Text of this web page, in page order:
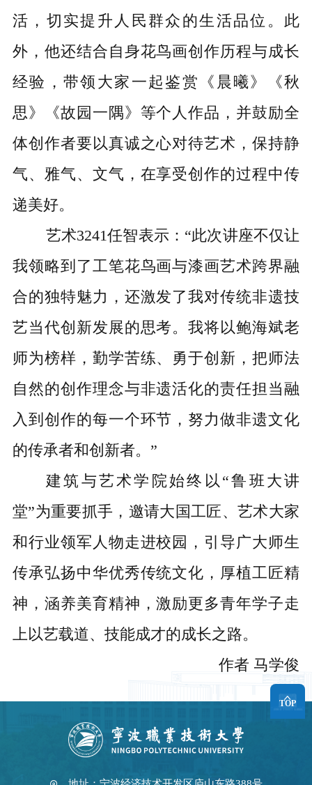
活，切实提升人民群众的生活品位。 此
外， 他还结合自身花鸟画创作历程与成长
经验，带领大家一起鉴赏《晨曦》《秋
思》《故园一隅》等个人作品，并鼓励全
体创作者要以真诚之心对待艺术，保持静
气、雅气、文气，在享受创作的过程中传
递美好。
艺术3241任智表示：“此次讲座不仅让
我领略到了工笔花鸟画与漆画艺术跨界融
合的独特魅力，还激发了我对传统非遗技
艺当代创新发展的思考。我将以鲍海斌老
师为榜样，勤学苦练、勇于创新，把师法
自然的创作理念与非遗活化的责任担当融
入到创作的每一个环节，努力做非遗文化
的传承者和创新者。”
建筑与艺术学院始终以 “鲁班大讲
堂”为重要抓手，邀请大国工匠、艺术大家
和行业领军人物走进校园，引导广大师生
传承弘扬中华优秀传统文化，厚植工匠精
神，涵养美育精神，激励更多青年学子走
上以艺载道、技能成才的成长之路。
作者 马学俊
TOP